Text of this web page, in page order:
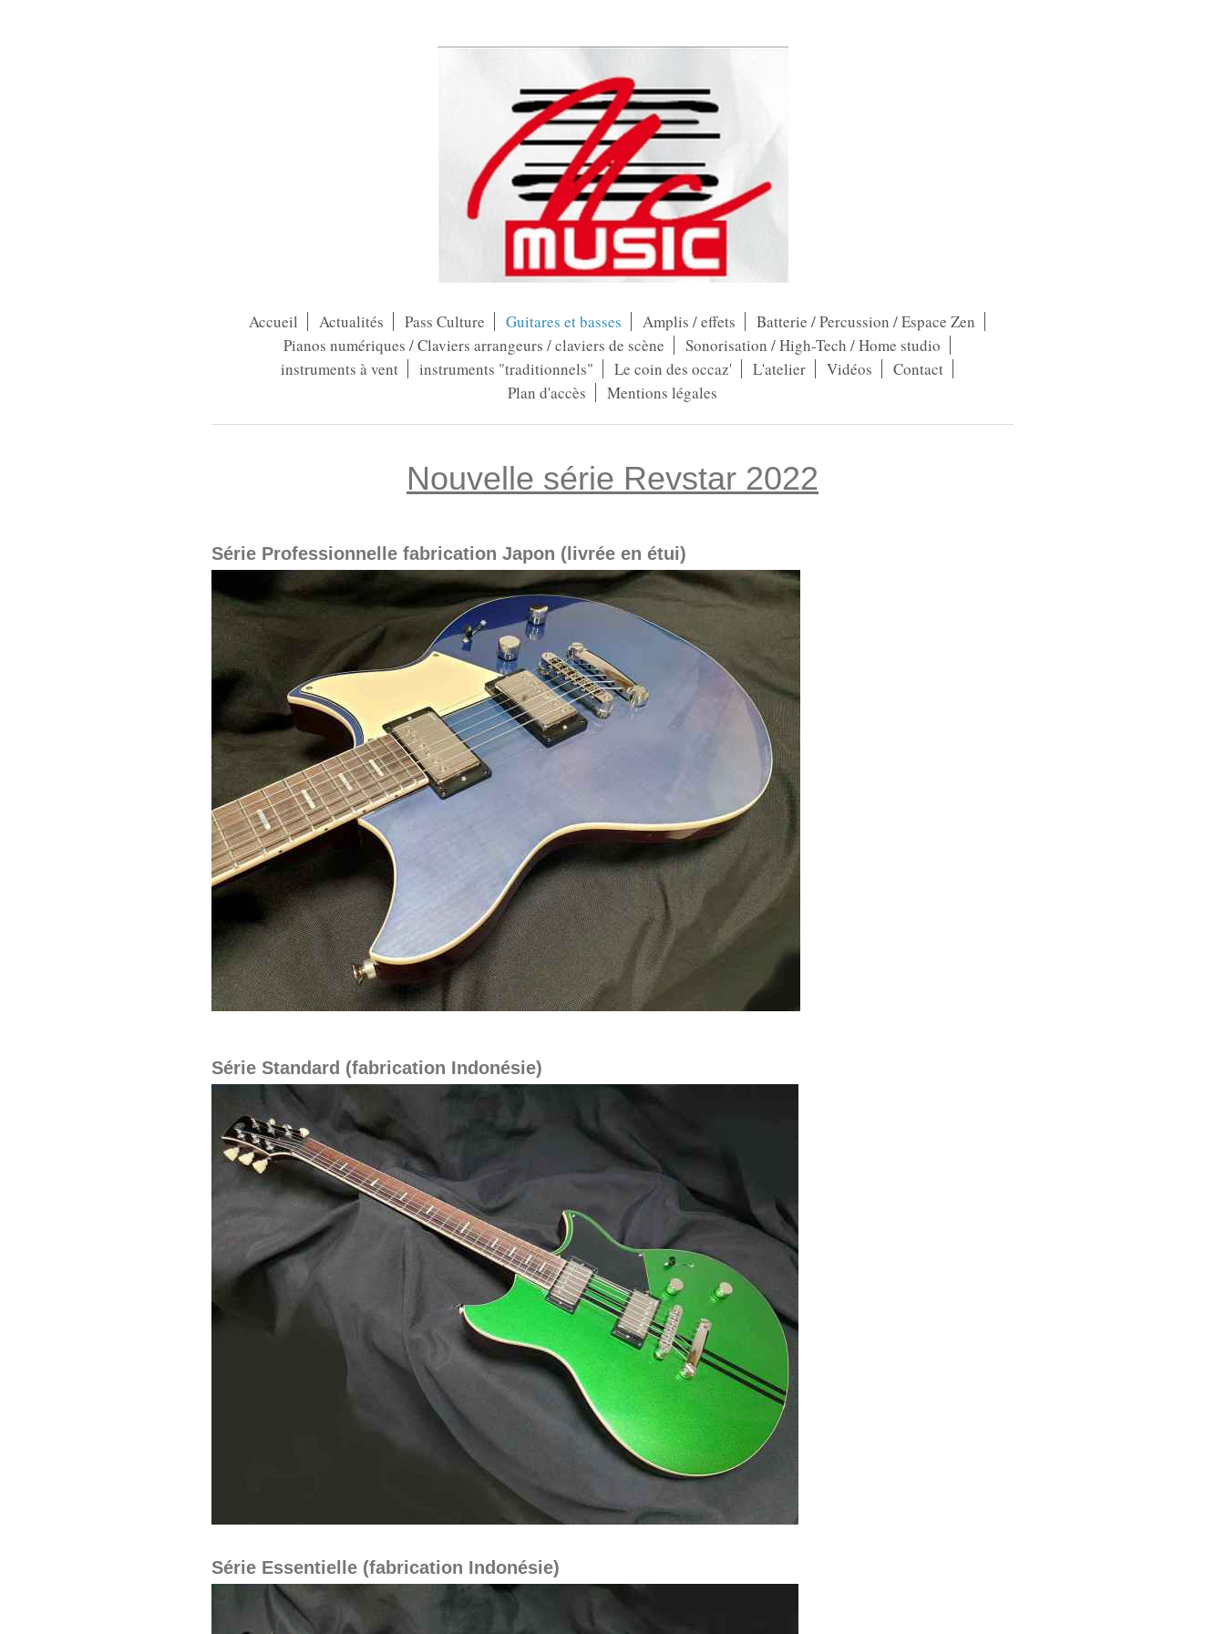
Accueil Actualités Pass Culture Guitares et basses Amplis / effets
Batterie / Percussion / Espace Zen
Pianos numériques / Claviers arrangeurs / claviers de scène
Sonorisation / High-Tech / Home studio
instruments à vent
instruments "traditionnels" Le coin des occaz' L'atelier Vidéos
Contact
Plan d'accès
Mentions légales
Nouvelle série Revstar 2022
Série Professionnelle fabrication Japon (livrée en étui)
Série Standard (fabrication Indonésie)
Série Essentielle (fabrication Indonésie)